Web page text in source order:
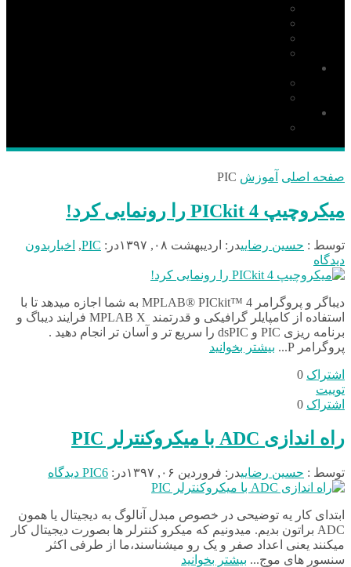
صفحه اصلی آموزش PIC
میکروچیپ PICkit 4 را رونمایی کرد!
توسط : حسین رضاییدر: اردیبهشت ۰۸, ۱۳۹۷ در: PIC
, اخبار بدون
دیدگاه
دیباگر و پروگرامر MPLAB® PICkit™ 4 به شما اجازه میدهد تا با
استفاده از کامپایلر گرافیکی و قدرتمند MPLAB X فرایند دیباگ و
برنامه ریزی PIC و dsPIC را سریع تر و آسان تر انجام دهید .
پروگرامر P...
بیشتر بخوانید
اشتراک 0
توییت
اشتراک 0
راه اندازی ADC با میکروکنترلر PIC
توسط : حسین رضاییدر: فروردین ۰۶, ۱۳۹۷ در: PIC6 دیدگاه
ابتدای کار یه توضیحی در خصوص مبدل آنالوگ به دیجیتال یا همون
ADC براتون بدیم. میدونیم که میکرو کنترلر ها بصورت دیجیتال کار
میکنند یعنی اعداد صفر و یک رو میشناسند،ما از طرفی اکثر
سنسور های موج... بیشتر بخوانید